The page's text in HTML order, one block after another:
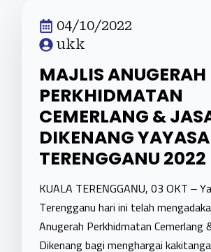
04/10/2022
ukk
MAJLIS ANUGERAH
PERKHIDMATAN
CEMERLANG &
DIKENANG
TERENGGANU 2022
KUALA TERENGGANU, 03 OKT –
Terengganu hari ini telah
Anugerah Perkhidmatan Cemerlang
Dikenang bagi menghargai